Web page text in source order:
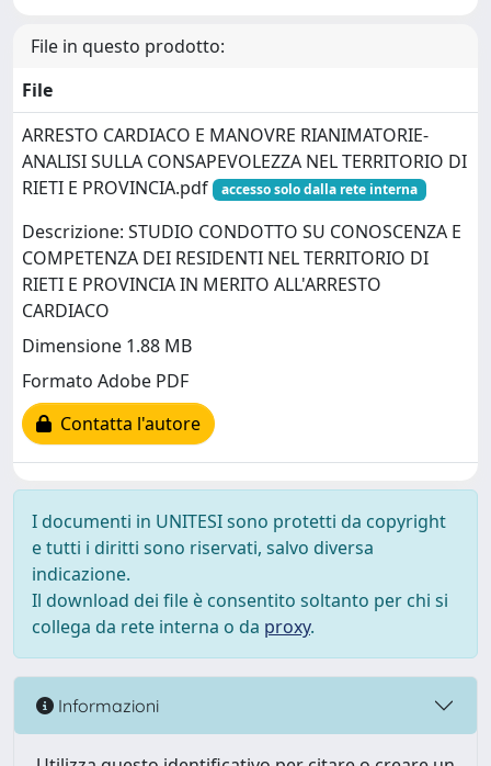
File in questo prodotto:
File
ARRESTO CARDIACO E MANOVRE RIANIMATORIE-
ANALISI SULLA CONSAPEVOLEZZA NEL TERRITORIO DI
RIETI E PROVINCIA.pdf
accesso solo dalla rete interna
Descrizione: STUDIO CONDOTTO SU CONOSCENZA E
COMPETENZA DEI RESIDENTI NEL TERRITORIO DI
RIETI E PROVINCIA IN MERITO ALL'ARRESTO
CARDIACO
Dimensione 1.88 MB
Formato Adobe PDF
Contatta l'autore
I documenti in UNITESI sono protetti da copyright
e tutti i diritti sono riservati, salvo diversa
indicazione.
Il download dei file è consentito soltanto per chi si
collega da rete interna o da proxy.
Informazioni